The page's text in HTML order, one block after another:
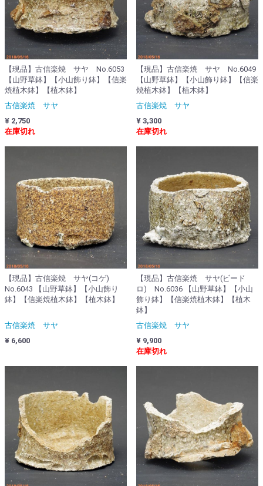
【現品】古信楽焼 サヤ No.6053
【山野草鉢】【小山飾り鉢】【信楽
焼植木鉢】【植木鉢】
古信楽焼 サヤ
¥ 2,750
在庫切れ
【現品】古信楽焼 サヤ No.6049
【山野草鉢】【小山飾り鉢】【信楽
焼植木鉢】【植木鉢】
古信楽焼 サヤ
¥ 3,300
在庫切れ
【現品】古信楽焼 サヤ(コゲ)
No.6043 【山野草鉢】【小山飾り
鉢】【信楽焼植木鉢】【植木鉢】
古信楽焼 サヤ
¥ 6,600
【現品】古信楽焼 サヤ(ビード
ロ) No.6036 【山野草鉢】【小山
飾り鉢】【信楽焼植木鉢】【植木
鉢】
古信楽焼 サヤ
¥ 9,900
在庫切れ